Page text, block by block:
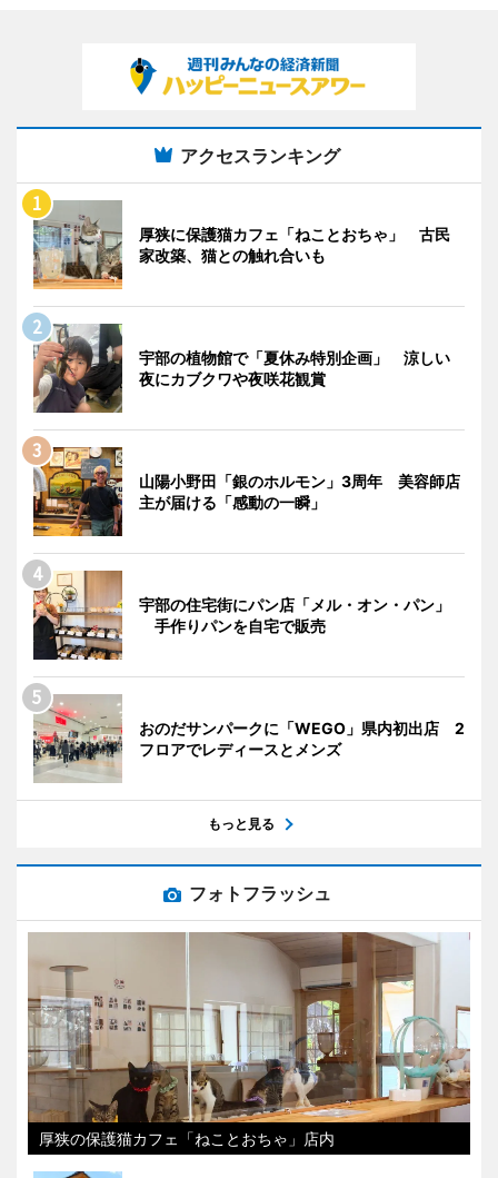
アクセスランキング
厚狭に保護猫カフェ「ねことおちゃ」 古民
家改築、猫との触れ合いも
宇部の植物館で「夏休み特別企画」 涼しい
夜にカブクワや夜咲花観賞
山陽小野田「銀のホルモン」3周年 美容師店
主が届ける「感動の一瞬」
宇部の住宅街にパン店「メル・オン・パン」
手作りパンを自宅で販売
おのだサンパークに「WEGO」県内初出店 2
フロアでレディースとメンズ
もっと見る
フォトフラッシュ
厚狭の保護猫カフェ「ねことおちゃ」店内